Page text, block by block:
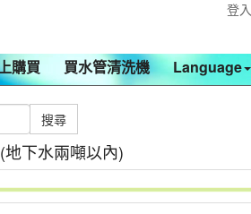
登入
購買 買水管清洗機 Language
下水兩噸以內)